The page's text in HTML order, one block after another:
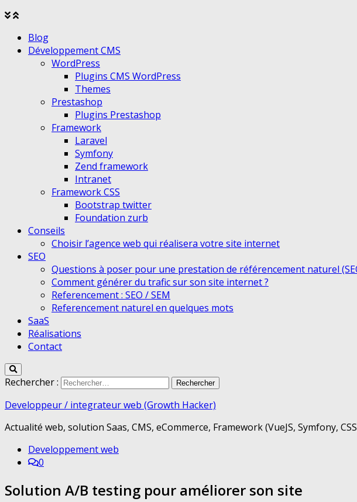
Agrandir
menu
Réduire
menu
Blog
Développement CMS
WordPress
Plugins CMS WordPress
Themes
Prestashop
Plugins Prestashop
Framework
Laravel
Symfony
Zend framework
Intranet
Framework CSS
Bootstrap twitter
Foundation zurb
Conseils
Choisir l’agence web qui réalisera votre site internet
SEO
Questions à poser pour une prestation de référencement naturel
Comment générer du trafic sur son site internet ?
Referencement : SEO / SEM
Referencement naturel en quelques mots
SaaS
Réalisations
Contact
Rechercher :
Developpeur / integrateur web (Growth Hacker)
Actualité web, solution Saas, CMS, eCommerce, Framework (VueJS, Symfony,
Developpement web
0
Solution A/B testing pour améliorer son site